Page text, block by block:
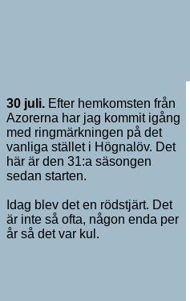
30 juli. Efter hemkomsten från
Azorerna har jag kommit igång
med ringmärkningen på det
vanliga stället i Högnalöv. Det
här är den 31:a säsongen
sedan starten.
Idag blev det en rödstjärt. Det
är inte så ofta, någon enda per
år så det var kul.